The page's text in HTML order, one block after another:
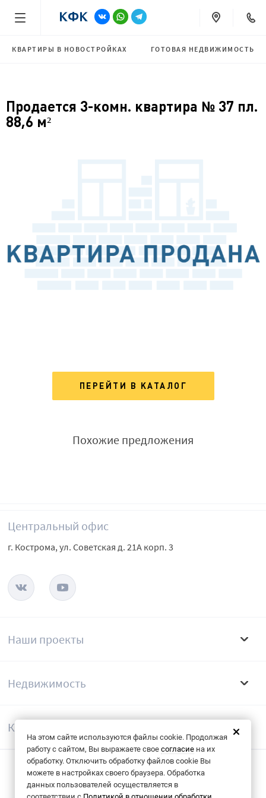
На этом сайте используются файлы cookie. Продолжая
работу с сайтом, Вы выражаете свое согласие на их
обработку. Отключить обработку файлов cookie Вы
можете в настройках своего браузера. Обработка
данных пользователей осуществляется в
КВАРТИРЫ В НОВОСТРОЙКАХ ГОТОВАЯ НЕДВИЖИМОСТЬ
Продается 3-комн. квартира № 37 пл.
88,6 м²
ПЕРЕЙТИ В КАТАЛОГ
Похожие предложения
Наши проекты
Недвижимость
Компания
Центральный офис
г. Кострома, ул. Советская д. 21А корп. 3
Согласие на обрабоку данных